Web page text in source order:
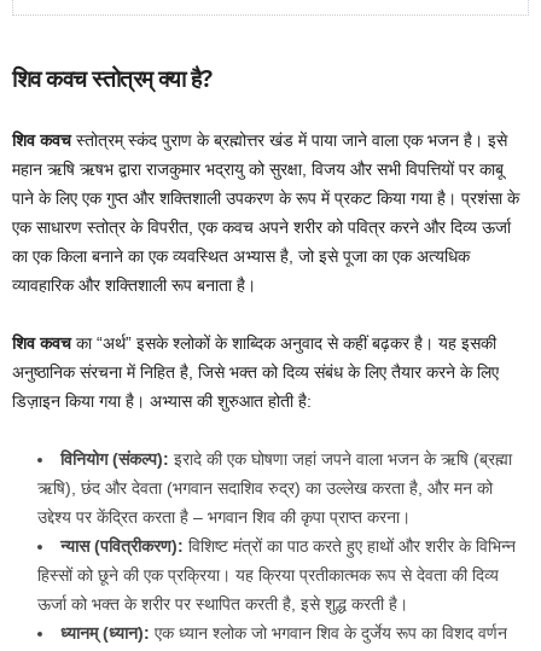
शिव कवच स्तोत्रम् क्या है?
शिव कवचस्तोत्रम् स्कंद पुराण के ब्रह्मोत्तर खंड में पाया जाने वाला एक भजन है। इसे
महान ऋषि ऋषभ द्वारा राजकुमार भद्रायु को सुरक्षा, विजय और सभी विपत्तियों पर काबू
पाने के लिए एक गुप्त और शक्तिशाली उपकरण के रूप में प्रकट किया गया है। प्रशंसा के
एक साधारण स्तोत्र के विपरीत, एक कवच अपने शरीर को पवित्र करने और दिव्य ऊर्जा
का एक किला बनाने का एक व्यवस्थित अभ्यास है, जो इसे पूजा का एक अत्यधिक
व्यावहारिक और शक्तिशाली रूप बनाता है।
शिव कवचका “अर्थ” इसके श्लोकों के शाब्दिक अनुवाद से कहीं बढ़कर है। यह इसकी
अनुष्ठानिक संरचना में निहित है, जिसे भक्त को दिव्य संबंध के लिए तैयार करने के लिए
डिज़ाइन किया गया है। अभ्यास की शुरुआत होती है:
विनियोग (संकल्प): इरादे की एक घोषणा जहां जपने वाला भजन के ऋषि (ब्रह्मा
ऋषि), छंद और देवता (भगवान सदाशिव रुद्र) का उल्लेख करता है, और मन को
उद्देश्य पर केंद्रित करता है – भगवान शिव की कृपा प्राप्त करना।
न्यास (पवित्रीकरण): विशिष्ट मंत्रों का पाठ करते हुए हाथों और शरीर के विभिन्न
हिस्सों को छूने की एक प्रक्रिया। यह क्रिया प्रतीकात्मक रूप से देवता की दिव्य
ऊर्जा को भक्त के शरीर पर स्थापित करती है, इसे शुद्ध करती है।
ध्यानम् (ध्यान): एक ध्यान श्लोक जो भगवान शिव के दुर्जेय रूप का विशद वर्णन